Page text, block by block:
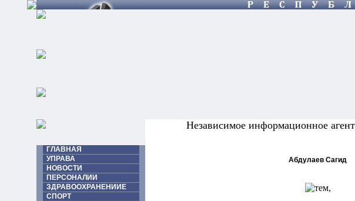
Независимое информационное
ГЛАВНАЯ
УПРАВА
НОВОСТИ
ПЕРСОНАЛИИ
ЗДРАВООХРАНЕНИИЕ
СПОРТ
Абдулаев Сагид